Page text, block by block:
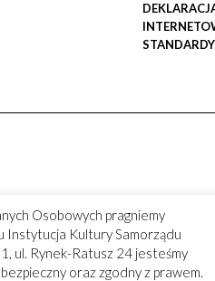
Osobowych pragniemy
Instytucja Kultury Samorządu
ul. Rynek-Ratusz 24 jesteśmy
oraz zgodny z prawem.